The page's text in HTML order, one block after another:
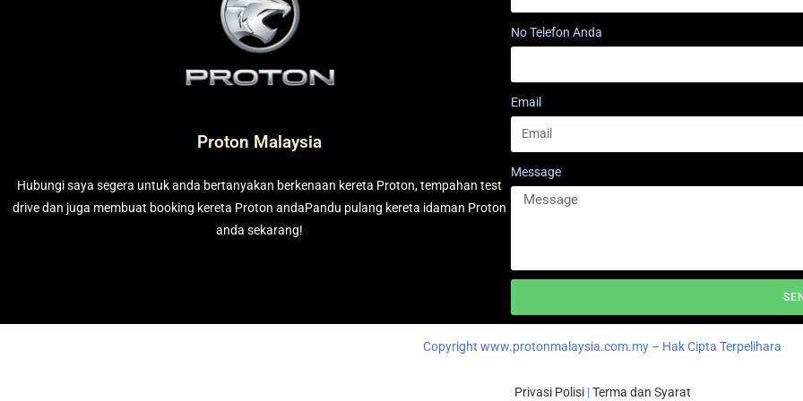
Proton Malaysia
Hubungi saya segera untuk anda bertanyakan berkenaan kereta Proton, tempahan test
drive dan juga membuat booking kereta Proton andaPandu pulang kereta idaman Proton
anda sekarang!
No Telefon Anda
Email
Message
Copyright www.protonmalaysia.com.my – Hak Cipta Terpelihara
Privasi Polisi|Terma dan Syarat